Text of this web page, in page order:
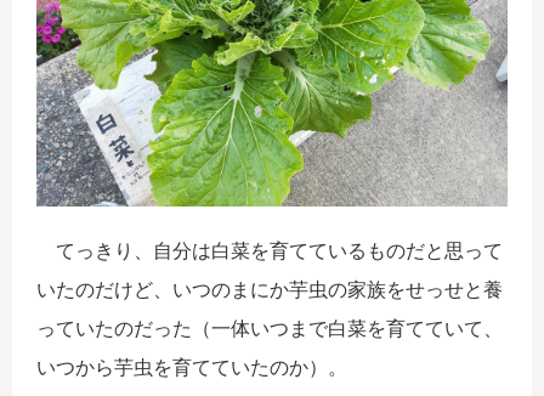
てっきり、自分は白菜を育てているものだと思って
いたのだけど、いつのまにか芋虫の家族をせっせと養
っていたのだった（一体いつまで白菜を育てていて、
いつから芋虫を育てていたのか）。